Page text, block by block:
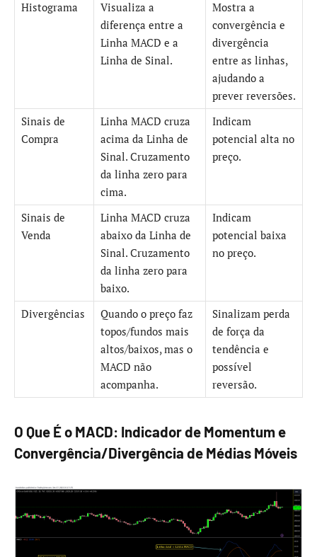
Histograma
Visualiza a
diferença entre a
Linha MACD e a
Linha de Sinal.
Mostra a
convergência e
divergência
entre as linhas,
ajudando a
prever reversões.
Sinais de
Compra
Linha MACD cruza
acima da Linha de
Sinal. Cruzamento
da linha zero para
cima.
Indicam
potencial alta no
preço.
Sinais de
Venda
Linha MACD cruza
abaixo da Linha de
Sinal. Cruzamento
da linha zero para
baixo.
Indicam
potencial baixa
no preço.
Divergências
Quando o preço faz
topos/fundos mais
altos/baixos, mas o
MACD não
acompanha.
Sinalizam perda
de força da
tendência e
possível
reversão.
O Que É o MACD: Indicador de Momentum e
Convergência/Divergência de Médias Móveis